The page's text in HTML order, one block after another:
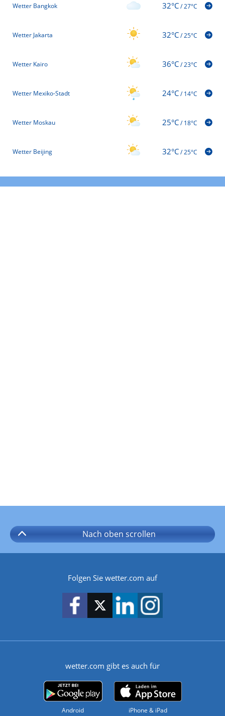
Wetter Bangkok 32°C/27°C
Wetter Jakarta 32°C/25°C
Wetter Kairo 36°C/23°C
Wetter Mexiko-Stadt 24°C/14°C
Wetter Moskau 25°C/18°C
Wetter Beijing 32°C/25°C
Nach oben scrollen
Folgen Sie wetter.com auf
wetter.com gibt es auch für
Android iPhone & iPad